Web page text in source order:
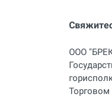
ООО
Торговом